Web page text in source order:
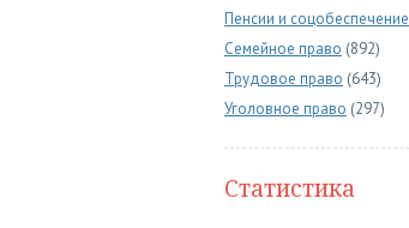
Пенсии и соцобеспечение
Семейное право (892)
Трудовое право (643)
Уголовное право (297)
Статистика